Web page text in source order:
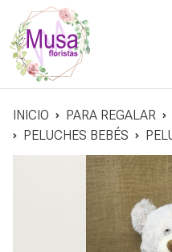
INICIO PARA REGALAR
PELUCHES BEBÉS